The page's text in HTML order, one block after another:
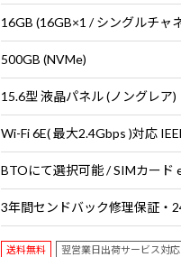
500GB (NVMe)
15.6型 液晶パネル (ノングレア)
送料無料 翌営業日出荷サービス対応